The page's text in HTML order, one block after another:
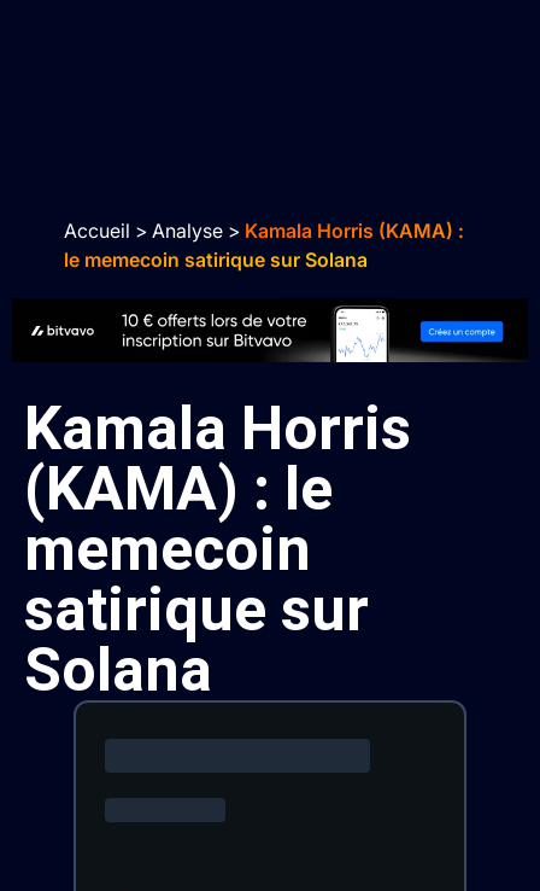
Accueil > Analyse> Kamala Horris (KAMA) :
le memecoin satirique sur Solana
Kamala Horris
(KAMA) : le
memecoin
satirique sur
Solana